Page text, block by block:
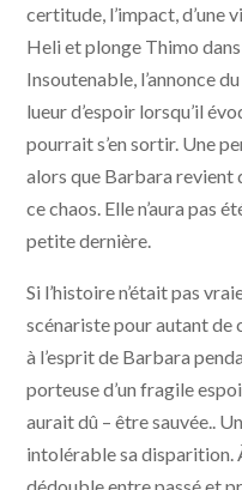
certitude, l’impact, d’une
Heli et plonge Thimo
Insoutenable, l’annonce
lueur d’espoir lorsqu’il
pourrait s’en sortir. Une
alors que Barbara revient
ce chaos. Elle n’aura pas
petite dernière.
Si l’histoire n’était pas
scénariste pour autant de
à l’esprit de Barbara
porteuse d’un fragile
aurait dû – être sauvée..
intolérable sa disparition.